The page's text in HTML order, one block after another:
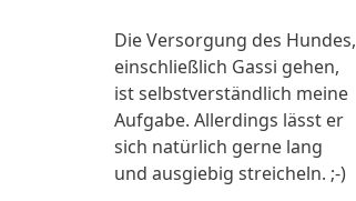
Die Versorgung des Hundes,
einschließlich Gassi gehen,
ist selbstverständlich meine
Aufgabe. Allerdings lässt er
sich natürlich gerne lang
und ausgiebig streicheln. ;-)